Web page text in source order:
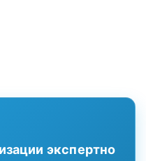
экспертно